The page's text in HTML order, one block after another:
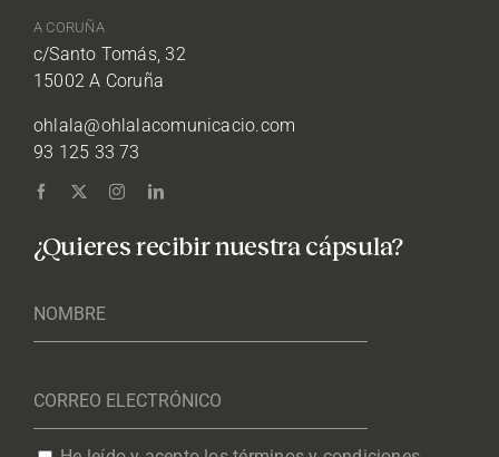
A CORUÑA
c/Santo Tomás, 32
15002 A Coruña
ohlala@ohlalacomunicacio.com
93 125 33 73
¿Quieres recibir nuestra cápsula?